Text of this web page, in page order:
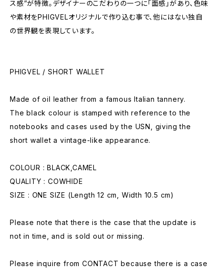
ス感”が特徴。デザイナーのこだわりの一つに「面感」があり、色味
や素材をPHIGVELオリジナルで作り込む事で、他にはない独自
の世界観を表現しています。
PHIGVEL / SHORT WALLET
Made of oil leather from a famous Italian tannery.
The black colour is stamped with reference to the
notebooks and cases used by the USN, giving the
short wallet a vintage-like appearance.
COLOUR : BLACK,CAMEL
QUALITY : COWHIDE
SIZE : ONE SIZE (Length 12 cm, Width 10.5 cm)
Please note that there is the case that the update is
not in time, and is sold out or missing.
Please inquire from CONTACT because there is a case